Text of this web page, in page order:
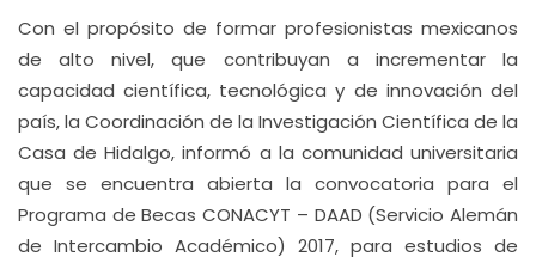
Con el propósito de formar profesionistas mexicanos
de alto nivel, que contribuyan a incrementar la
capacidad científica, tecnológica y de innovación del
país, la Coordinación de la Investigación Científica de la
Casa de Hidalgo, informó a la comunidad universitaria
que se encuentra abierta la convocatoria para el
Programa de Becas CONACYT – DAAD (Servicio Alemán
de Intercambio Académico) 2017, para estudios de